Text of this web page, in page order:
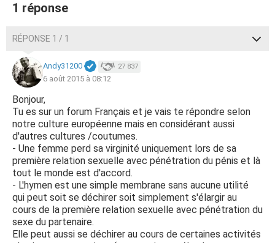
1 réponse
RÉPONSE 1 / 1
Andy31200 27 837
6 août 2015 à 08:12
Bonjour,
Tu es sur un forum Français et je vais te répondre selon
notre culture européenne mais en considérant aussi
d'autres cultures /coutumes.
- Une femme perd sa virginité uniquement lors de sa
première relation sexuelle avec pénétration du pénis et là
tout le monde est d'accord.
- L'hymen est une simple membrane sans aucune utilité
qui peut soit se déchirer soit simplement s'élargir au
cours de la première relation sexuelle avec pénétration du
sexe du partenaire.
Elle peut aussi se déchirer au cours de certaines activités